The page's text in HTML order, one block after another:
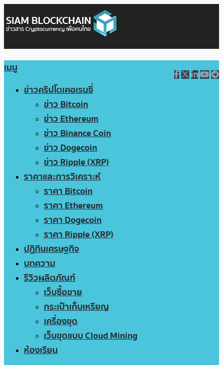
เมนู
ข่าวคริปโตเคอเรนซี่
ข่าว Bitcoin
ข่าว Ethereum
ข่าว Binance Coin
ข่าว Dogecoin
ข่าว Ripple (XRP)
ราคาและการวิเคราะห์
ราคา Bitcoin
ราคา Ethereum
ราคา Dogecoin
ราคา Ripple (XRP)
ปฏิทินเศรษฐกิจ
บทความ
รีวิวผลิตภัณฑ์
เว็บซื้อขาย
กระเป๋าเก็บเหรียญ
เครื่องขุด
เว็บขุดแบบ Cloud Mining
ห้องเรียน